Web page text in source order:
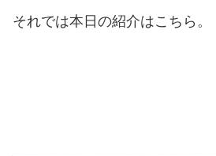
それでは本日の紹介はこちら。